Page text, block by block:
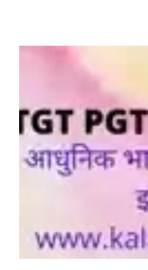
में धनवादी प्रभाव स्पष्ट रूप
chaudhuri जन्म 25
दिल्ली शिक्षा शांतिनिकेतन